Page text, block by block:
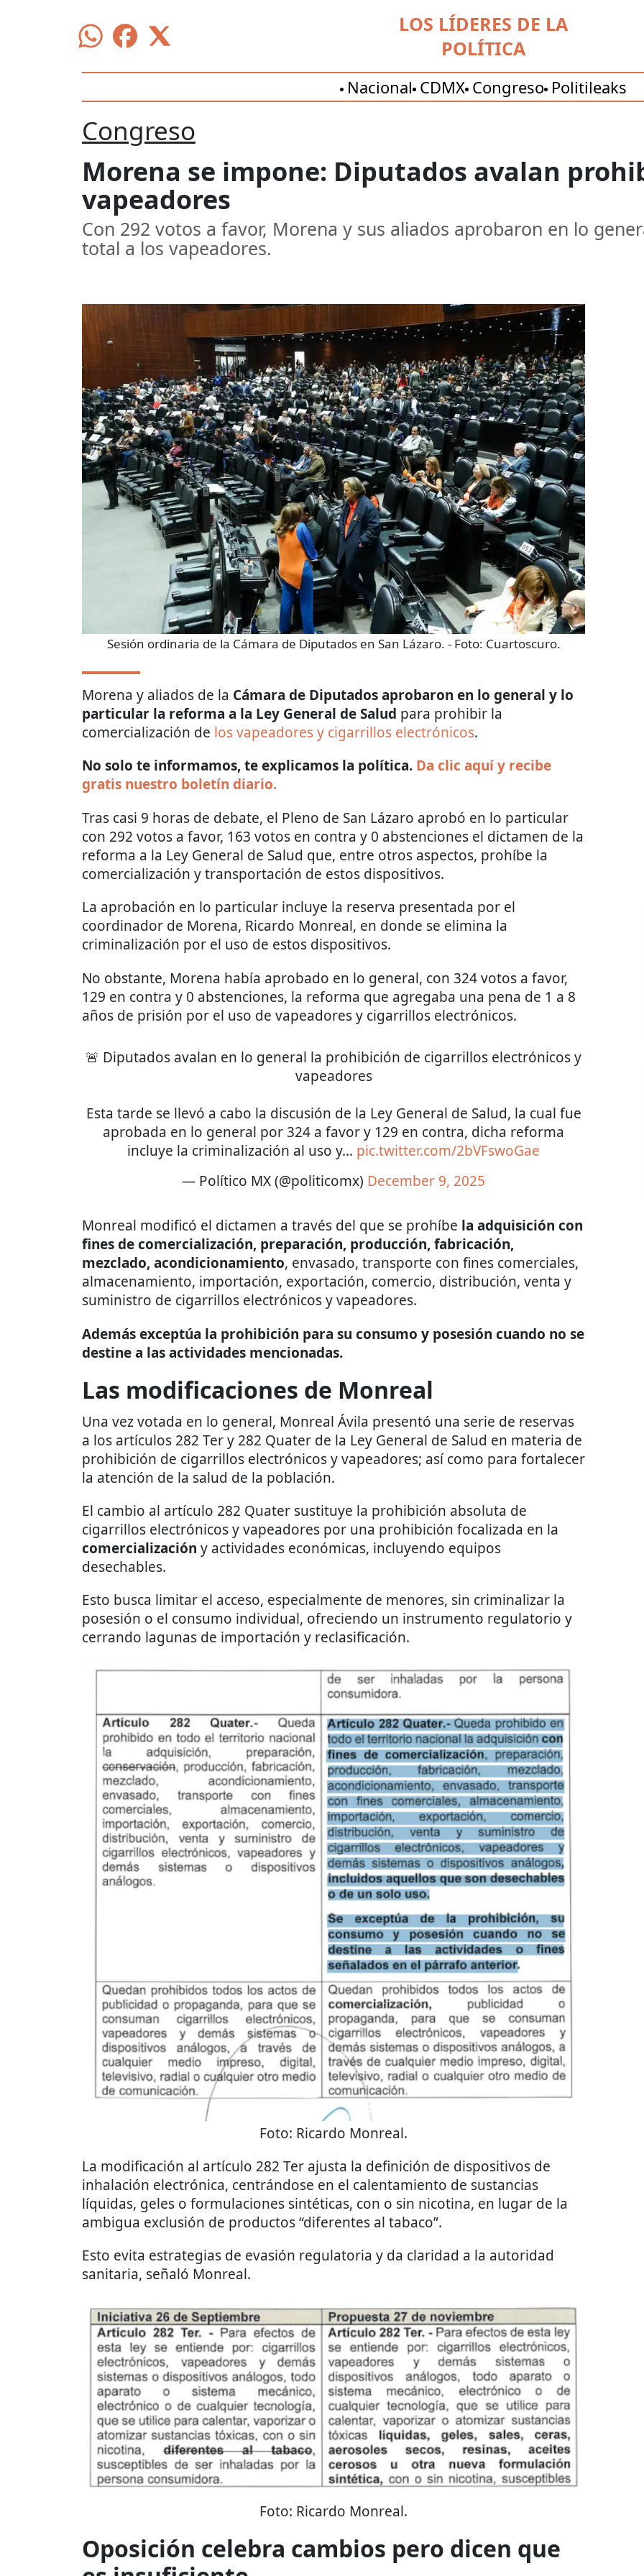
LOS LÍDERES DE LA
POLÍTICA
Nacional CDMX Congreso Politileaks
Congreso
Morena se impone: Diputados avalan
vapeadores
Con 292 votos a favor, Morena y sus aliados aprobaron en lo
total a los vapeadores.
Sesión ordinaria de la Cámara de Diputados en San Lázaro. - Foto: Cuartoscuro.
Morena y aliados de la Cámara de Diputados aprobaron en lo general y lo
particular la reforma a la Ley General de Salud para prohibir la
comercialización de los vapeadores y cigarrillos electrónicos.
No solo te informamos, te explicamos la política. Da clic aquí y recibe
gratis nuestro boletín diario.
Tras casi 9 horas de debate, el Pleno de San Lázaro aprobó en lo particular
con 292 votos a favor, 163 votos en contra y 0 abstenciones el dictamen de la
reforma a la Ley General de Salud que, entre otros aspectos, prohíbe la
comercialización y transportación de estos dispositivos.
La aprobación en lo particular incluye la reserva presentada por el
coordinador de Morena, Ricardo Monreal, en donde se elimina la
criminalización por el uso de estos dispositivos.
No obstante, Morena había aprobado en lo general, con 324 votos a favor,
129 en contra y 0 abstenciones, la reforma que agregaba una pena de 1 a 8
años de prisión por el uso de vapeadores y cigarrillos electrónicos.
🚨 Diputados avalan en lo general la prohibición de cigarrillos electrónicos y
vapeadores
Esta tarde se llevó a cabo la discusión de la Ley General de Salud, la cual fue
aprobada en lo general por 324 a favor y 129 en contra, dicha reforma
incluye la criminalización al uso y… pic.twitter.com/2bVFswoGae
— Político MX (@politicomx) December 9, 2025
Monreal modificó el dictamen a través del que se prohíbe la adquisición con
fines de comercialización, preparación, producción, fabricación,
mezclado, acondicionamiento, envasado, transporte con fines comerciales,
almacenamiento, importación, exportación, comercio, distribución, venta y
suministro de cigarrillos electrónicos y vapeadores.
Además exceptúa la prohibición para su consumo y posesión cuando no se
destine a las actividades mencionadas.
Las modificaciones de Monreal
Una vez votada en lo general, Monreal Ávila presentó una serie de reservas
a los artículos 282 Ter y 282 Quater de la Ley General de Salud en materia de
prohibición de cigarrillos electrónicos y vapeadores; así como para fortalecer
la atención de la salud de la población.
El cambio al artículo 282 Quater sustituye la prohibición absoluta de
cigarrillos electrónicos y vapeadores por una prohibición focalizada en la
comercialización y actividades económicas, incluyendo equipos
desechables.
Esto busca limitar el acceso, especialmente de menores, sin criminalizar la
posesión o el consumo individual, ofreciendo un instrumento regulatorio y
cerrando lagunas de importación y reclasificación.
Foto: Ricardo Monreal.
La modificación al artículo 282 Ter ajusta la definición de dispositivos de
inhalación electrónica, centrándose en el calentamiento de sustancias
líquidas, geles o formulaciones sintéticas, con o sin nicotina, en lugar de la
ambigua exclusión de productos “diferentes al tabaco”.
Esto evita estrategias de evasión regulatoria y da claridad a la autoridad
sanitaria, señaló Monreal.
Foto: Ricardo Monreal.
Oposición celebra cambios pero dicen que